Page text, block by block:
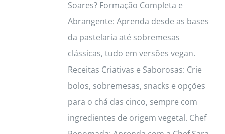
Soares? Formação Completa e
Abrangente: Aprenda desde as bases
da pastelaria até sobremesas
clássicas, tudo em versões vegan.
Receitas Criativas e Saborosas: Crie
bolos, sobremesas, snacks e opções
para o chá das cinco, sempre com
ingredientes de origem vegetal. Chef